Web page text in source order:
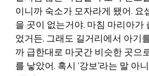
이니까 숙소가 모자라게 됐어. 요
을 곳이 없는거야. 마침 마리아가
었거든. 그래도 길거리에서 아기
까 급한대로 마굿간 비슷한 곳으
를 낳았어. 혹시 ‘강보’라는 말 아니